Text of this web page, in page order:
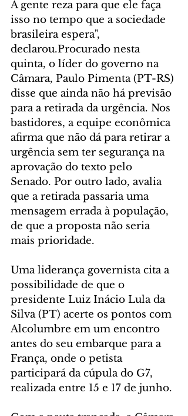
A gente reza para que ele faça
isso no tempo que a sociedade
brasileira espera",
declarou.Procurado nesta
quinta, o líder do governo na
Câmara, Paulo Pimenta (PT-RS)
disse que ainda não há previsão
para a retirada da urgência. Nos
bastidores, a equipe econômica
afirma que não dá para retirar a
urgência sem ter segurança na
aprovação do texto pelo
Senado. Por outro lado, avalia
que a retirada passaria uma
mensagem errada à população,
de que a proposta não seria
mais prioridade.
Uma liderança governista cita a
possibilidade de que o
presidente Luiz Inácio Lula da
Silva (PT) acerte os pontos com
Alcolumbre em um encontro
antes do seu embarque para a
França, onde o petista
participará da cúpula do G7,
realizada entre 15 e 17 de junho.